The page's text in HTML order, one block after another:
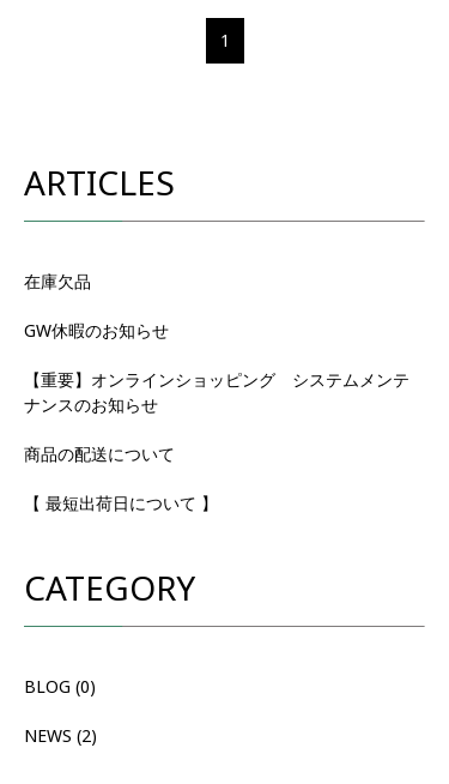
1
ARTICLES
在庫欠品
GW休暇のお知らせ
【重要】オンラインショッピング システムメンテ
ナンスのお知らせ
商品の配送について
【 最短出荷日について 】
CATEGORY
BLOG (0)
NEWS (2)